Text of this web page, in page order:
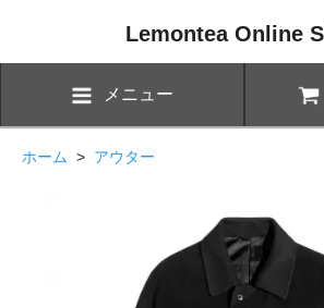
Lemontea Online
メニュー
ホーム > アウター